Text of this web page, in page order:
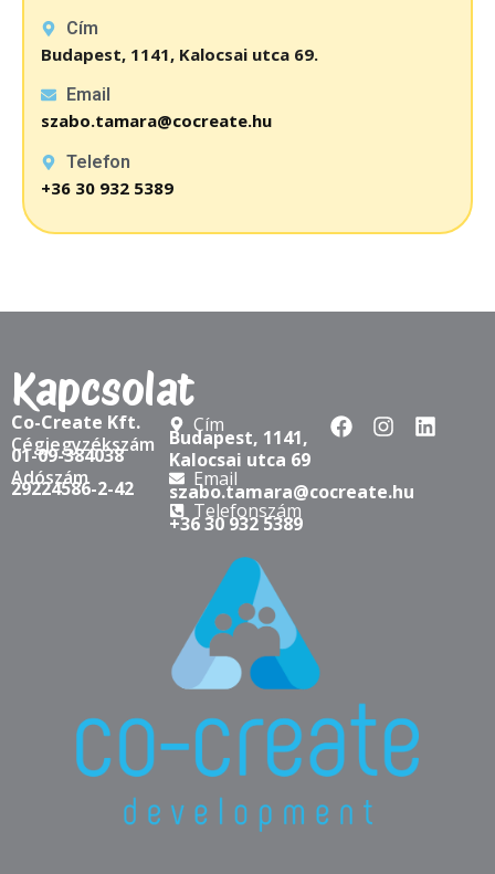
Cím
Budapest, 1141, Kalocsai utca 69.
Email
szabo.tamara@cocreate.hu
Telefon
+36 30 932 5389
Kapcsolat
Co-Create Kft.
Cégjegyzékszám
01-09-384038
Adószám
29224586-2-42
Cím
Budapest, 1141,
Kalocsai utca 69
Email
szabo.tamara@cocreate.hu
Telefonszám
+36 30 932 5389